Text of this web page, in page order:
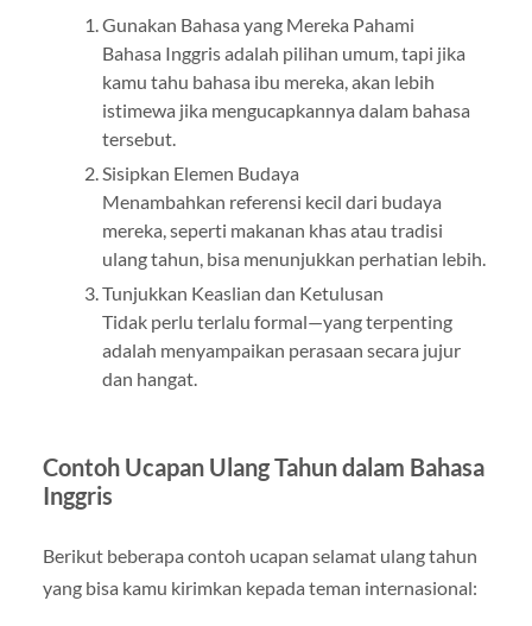
Gunakan Bahasa yang Mereka Pahami
Bahasa Inggris adalah pilihan umum, tapi jika
kamu tahu bahasa ibu mereka, akan lebih
istimewa jika mengucapkannya dalam bahasa
tersebut.
Sisipkan Elemen Budaya
Menambahkan referensi kecil dari budaya
mereka, seperti makanan khas atau tradisi
ulang tahun, bisa menunjukkan perhatian lebih.
Tunjukkan Keaslian dan Ketulusan
Tidak perlu terlalu formal—yang terpenting
adalah menyampaikan perasaan secara jujur
dan hangat.
Contoh Ucapan Ulang Tahun dalam Bahasa
Inggris
Berikut beberapa contoh ucapan selamat ulang tahun
yang bisa kamu kirimkan kepada teman internasional: